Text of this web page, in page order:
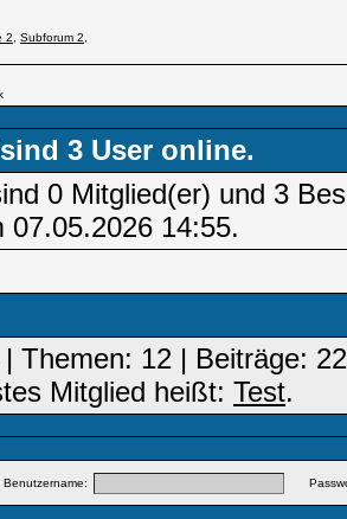
2 Subforum 2
3 User online.
0 Mitglied(er) und 3
07.05.2026 14:55.
Themen: 12 | Beiträge:
Mitglied heißt: Test.
Benutzername: